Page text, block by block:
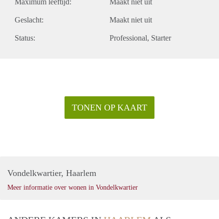
Geslacht: Maakt niet uit
Status: Professional Starter
TONEN OP KAART
Vondelkwartier, Haarlem
Meer informatie over wonen in Vondelkwartier